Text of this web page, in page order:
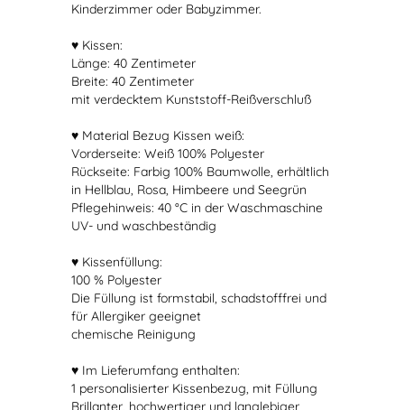
Kinderzimmer oder Babyzimmer.
♥ Kissen:
Länge: 40 Zentimeter
Breite: 40 Zentimeter
mit verdecktem Kunststoff-Reißverschluß
♥ Material Bezug Kissen weiß:
Vorderseite: Weiß 100% Polyester
Rückseite: Farbig 100% Baumwolle, erhältlich
in Hellblau, Rosa, Himbeere und Seegrün
Pflegehinweis: 40 °C in der Waschmaschine
UV- und waschbeständig
♥ Kissenfüllung:
100 % Polyester
Die Füllung ist formstabil, schadstofffrei und
für Allergiker geeignet
chemische Reinigung
♥ Im Lieferumfang enthalten:
1 personalisierter Kissenbezug, mit Füllung
Brillanter, hochwertiger und langlebiger